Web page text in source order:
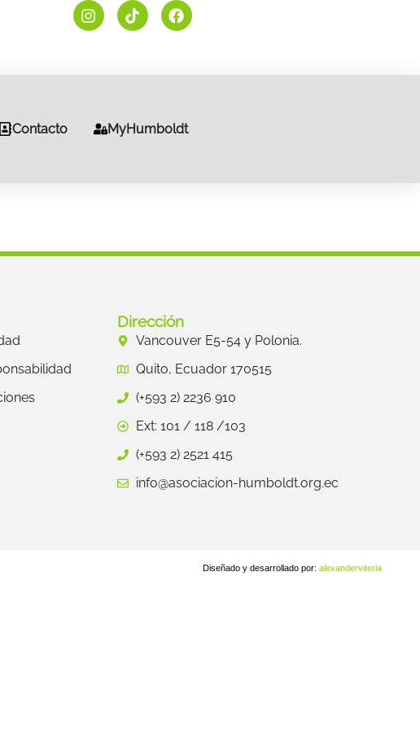
Contacto MyHumboldt
Dirección
Vancouver E5-54 y Polonia.
Quito, Ecuador 170515
(+593 2) 2236 910
Ext: 101 / 118 /103
(+593 2) 2521 415
info@asociacion-humboldt.org.ec
Diseñado y desarrollado por: alexanderviteria